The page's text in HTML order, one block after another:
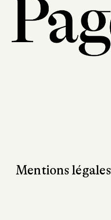
Mentions légales